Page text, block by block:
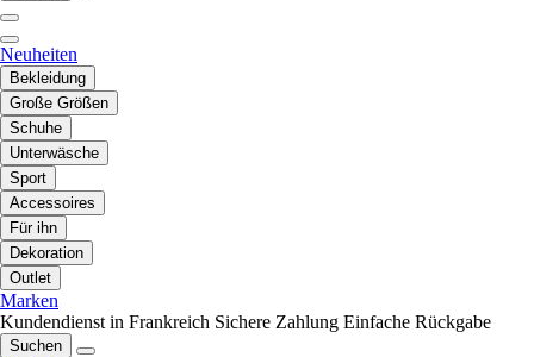
Neuheiten
Bekleidung
Große Größen
Schuhe
Unterwäsche
Sport
Accessoires
Für ihn
Dekoration
Outlet
Marken
Kundendienst in Frankreich Sichere Zahlung Einfache Rückgabe
Suchen